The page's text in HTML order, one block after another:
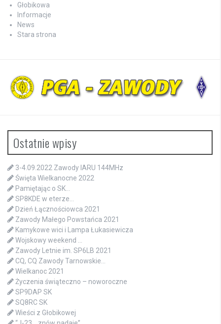
Głobikowa
Informacje
News
Stara strona
Ostatnie wpisy
3-4.09.2022 Zawody IARU 144MHz
Święta Wielkanocne 2022
Pamiętając o SK…
SP8KDE w eterze…
Dzień Łącznościowca 2021
Zawody Małego Powstańca 2021
Kamykowe wici i Lampa Łukasiewicza
Wojskowy weekend …
Zawody Letnie im. SP6LB 2021
CQ, CQ Zawody Tarnowskie…
Wielkanoc 2021
Życzenia świąteczno – noworoczne
SP9DAP SK
SQ8RC SK
Wieści z Głobikowej